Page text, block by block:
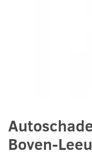
Boven-